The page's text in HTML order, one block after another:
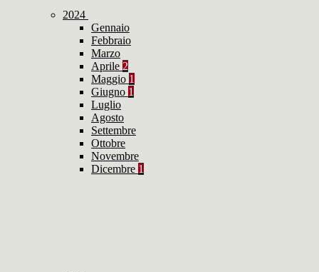
2024
Gennaio
Febbraio
Marzo
Aprile 2
Maggio 1
Giugno 1
Luglio
Agosto
Settembre
Ottobre
Novembre
Dicembre 1